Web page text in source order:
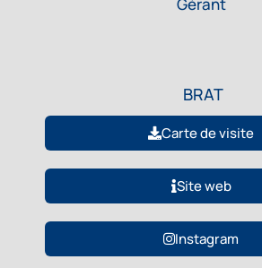
Gérant
BRAT
Carte de visite
Site web
Instagram